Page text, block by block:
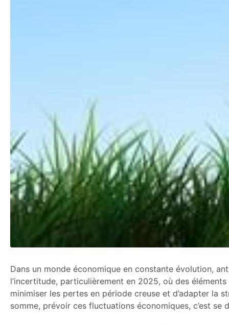
Dans un monde économique en constante évolution,
l’incertitude, particulièrement en 2025, où des
minimiser les pertes en période creuse et d’adapter la
somme, prévoir ces fluctuations économiques, c’est